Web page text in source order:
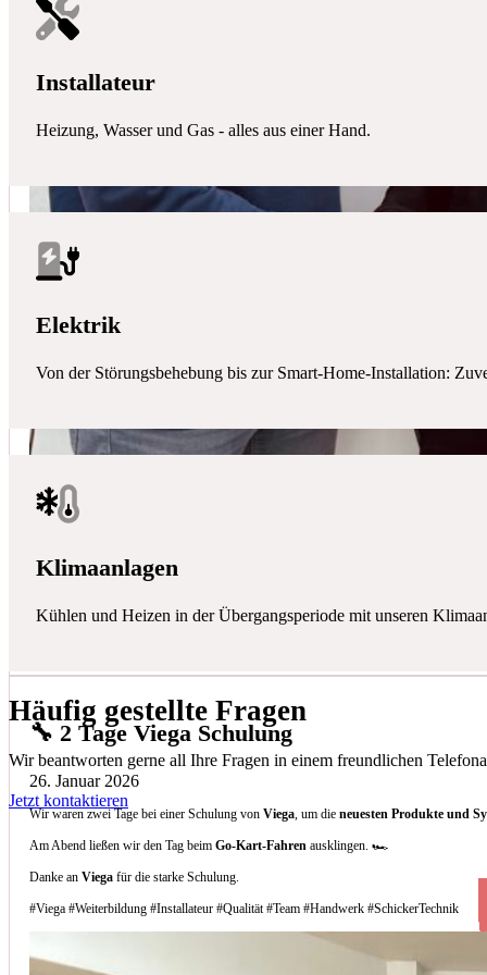
🔧 2 Tage Viega Schulung
26. Januar 2026
Wir waren zwei Tage bei einer Schulung vonViega, um dieneuesten Produkte und
Am Abend ließen wir den Tag beimGo-Kart-Fahren ausklingen. 🏎️
Danke anViega für die starke Schulung.
#Viega #Weiterbildung #Installateur #Qualität #Team #Handwerk #SchickerTechnik
Installateur
Heizung, Wasser und Gas - alles aus einer Hand.
Elektrik
Von der Störungsbehebung bis zur Smart-Home-Installation:
Klimaanlagen
Kühlen und Heizen in der Übergangsperiode mit unseren
Häufig gestellte Fragen
Wir beantworten gerne all Ihre Fragen in einem freundlichen
Jetzt kontaktieren
Welche Arten von Klimaanlagen installieren